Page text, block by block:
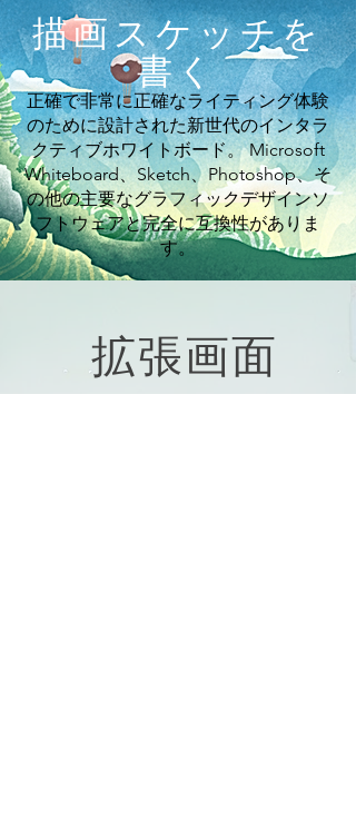
描画スケッチを
書く
正確で非常に正確なライティング体験
のために設計された新世代のインタラ
クティブホワイトボード。 Microsoft
Whiteboard、Sketch、Photoshop、そ
の他の主要なグラフィックデザインソ
フトウェアと完全に互換性がありま
す。
拡張画面